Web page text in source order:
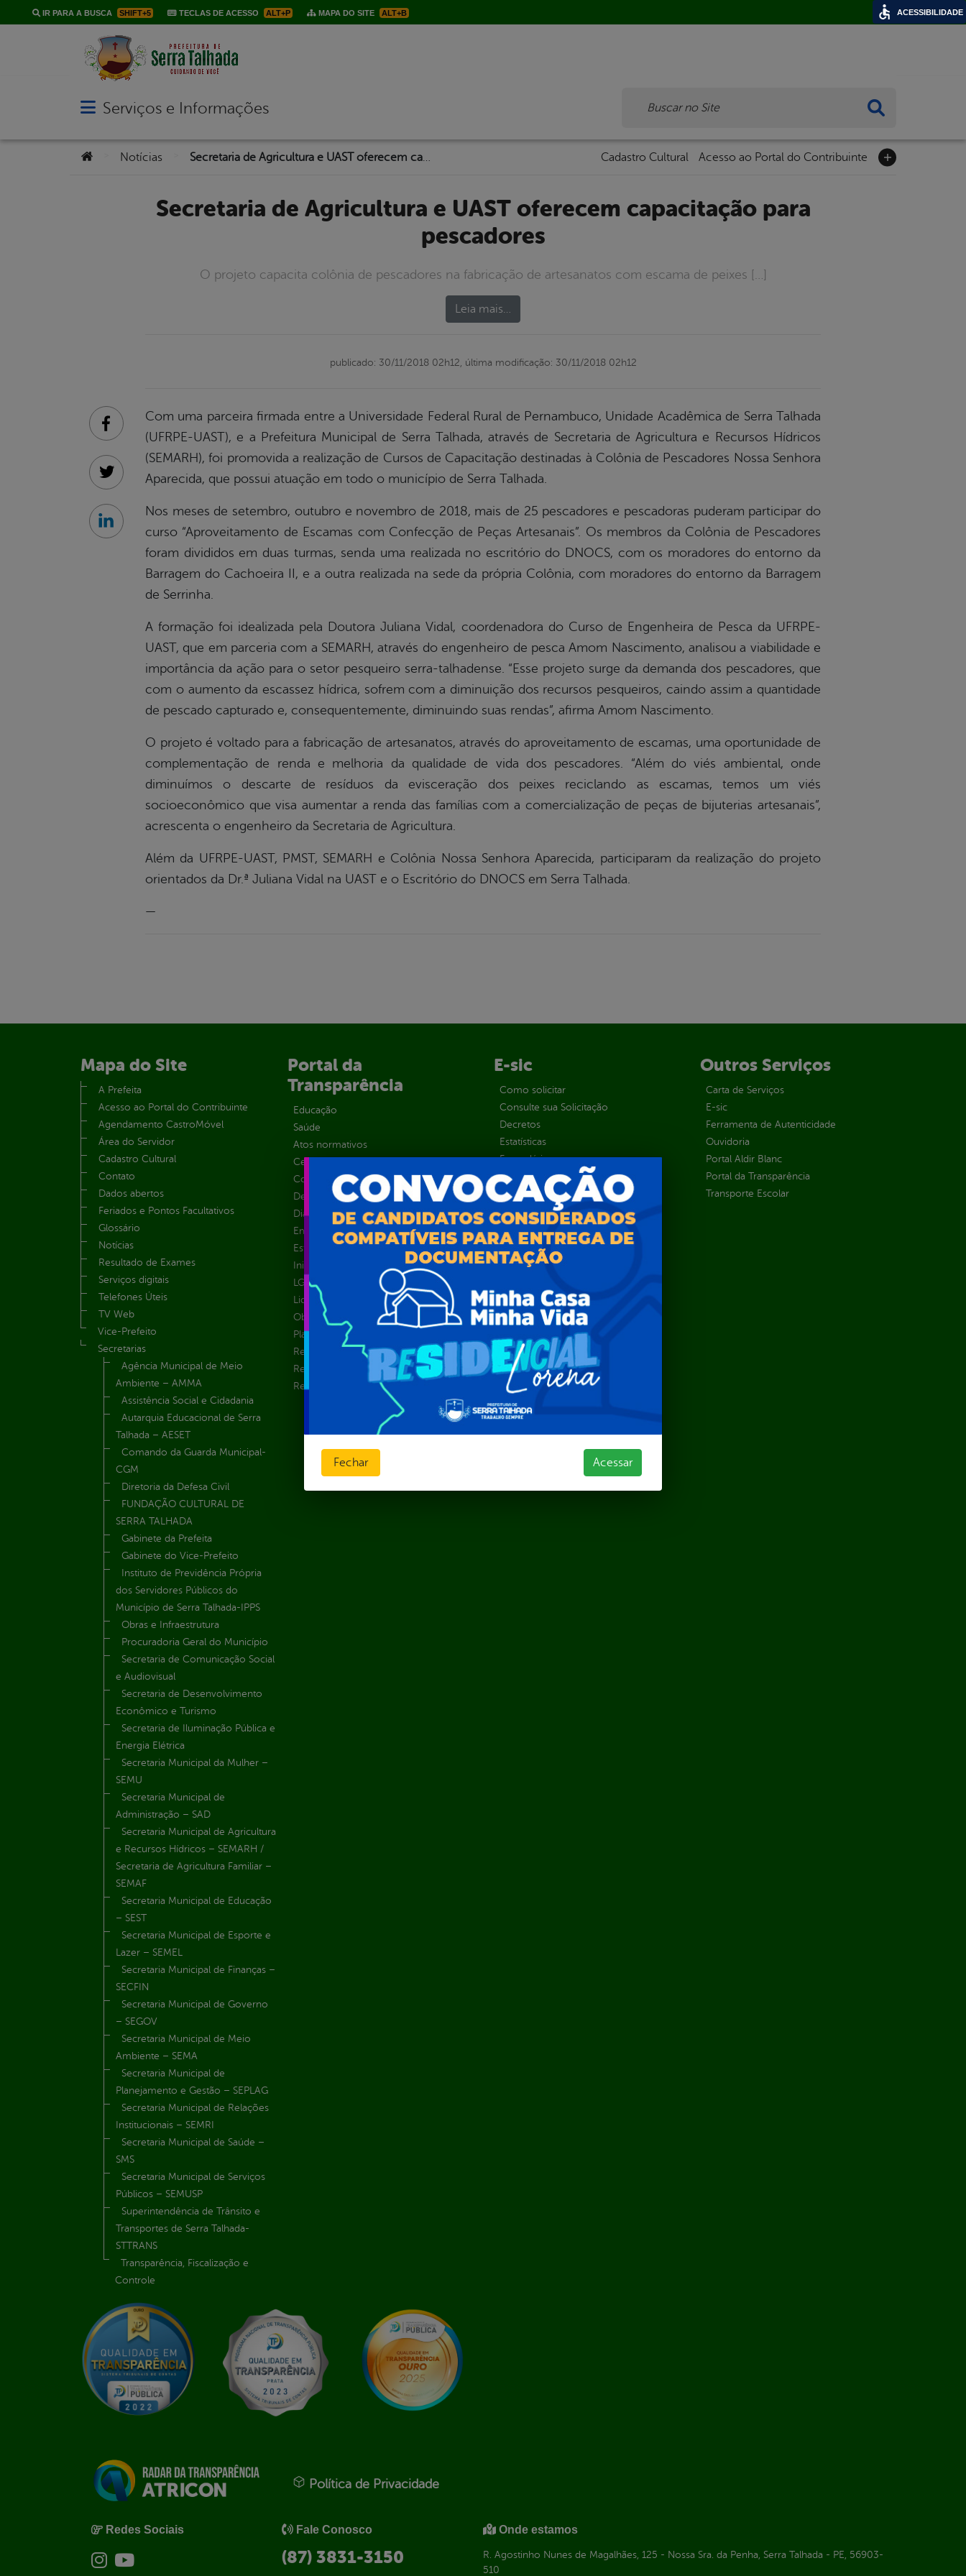
IR PARA A BUSCA SHIFT+5 TECLAS DE ACESSO ALT+P MAPA DO SITE ALT+B
Abrir menu principal de navegação
Serviços e Informações
Você está aqui:
Notícias Cadastro Cultural Acesso ao Portal do Contribuinte
Secretaria de Agricultura e UAST oferecem capacitação para
pescadores
O projeto capacita colônia de pescadores na fabricação de artesanatos com escama de peixes […]
Leia mais…
publicado: 30/11/2018 02h12, última modificação: 30/11/2018 02h12
Com uma parceira firmada entre a Universidade Federal Rural de Pernambuco, Unidade Acadêmica de Serra Talhada
(UFRPE-UAST), e a Prefeitura Municipal de Serra Talhada, através de Secretaria de Agricultura e Recursos Hídricos
(SEMARH), foi promovida a realização de Cursos de Capacitação destinadas à Colônia de Pescadores Nossa Senhora
Aparecida, que possui atuação em todo o município de Serra Talhada.
Nos meses de setembro, outubro e novembro de 2018, mais de 25 pescadores e pescadoras puderam participar do
curso “Aproveitamento de Escamas com Confecção de Peças Artesanais”. Os membros da Colônia de Pescadores
foram divididos em duas turmas, senda uma realizada no escritório do DNOCS, com os moradores do entorno da
Barragem do Cachoeira II, e a outra realizada na sede da própria Colônia, com moradores do entorno da Barragem
de Serrinha.
A formação foi idealizada pela Doutora Juliana Vidal, coordenadora do Curso de Engenheira de Pesca da UFRPE-
UAST, que em parceria com a SEMARH, através do engenheiro de pesca Amom Nascimento, analisou a viabilidade e
importância da ação para o setor pesqueiro serra-talhadense. “Esse projeto surge da demanda dos pescadores, que
com o aumento da escassez hídrica, sofrem com a diminuição dos recursos pesqueiros, caindo assim a quantidade
de pescado capturado e, consequentemente, diminuindo suas rendas”, afirma Amom Nascimento.
O projeto é voltado para a fabricação de artesanatos, através do aproveitamento de escamas, uma oportunidade de
complementação de renda e melhoria da qualidade de vida dos pescadores. “Além do viés ambiental, onde
diminuímos o descarte de resíduos da evisceração dos peixes reciclando as escamas, temos um viés
socioeconômico que visa aumentar a renda das famílias com a comercialização de peças de bijuterias artesanais”,
acrescenta o engenheiro da Secretaria de Agricultura.
Além da UFRPE-UAST, PMST, SEMARH e Colônia Nossa Senhora Aparecida, participaram da realização do projeto
orientados da Dr.ª Juliana Vidal na UAST e o Escritório do DNOCS em Serra Talhada.
—
Facebook
Twitter
Linkedin
Mapa do Site
A Prefeita
Acesso ao Portal do Contribuinte
Agendamento CastroMóvel
Área do Servidor
Cadastro Cultural
Contato
Dados abertos
Feriados e Pontos Facultativos
Glossário
Notícias
Resultado de Exames
Serviços digitais
Telefones Úteis
TV Web
Vice-Prefeito
Secretarias
Agência Municipal de Meio
Ambiente – AMMA
Assistência Social e Cidadania
Autarquia Educacional de Serra
Talhada – AESET
Comando da Guarda Municipal-
CGM
Diretoria da Defesa Civil
FUNDAÇÃO CULTURAL DE
SERRA TALHADA
Gabinete da Prefeita
Gabinete do Vice-Prefeito
Instituto de Previdência Própria
dos Servidores Públicos do
Município de Serra Talhada-IPPS
Obras e Infraestrutura
Procuradoria Geral do Município
Secretaria de Comunicação Social
e Audiovisual
Secretaria de Desenvolvimento
Econômico e Turismo
Secretaria de Iluminação Pública e
Energia Elétrica
Secretaria Municipal da Mulher –
SEMU
Secretaria Municipal de
Administração – SAD
Secretaria Municipal de Agricultura
e Recursos Hídricos – SEMARH /
Secretaria de Agricultura Familiar –
SEMAF
Secretaria Municipal de Educação
– SEST
Secretaria Municipal de Esporte e
Lazer – SEMEL
Secretaria Municipal de Finanças –
SECFIN
Secretaria Municipal de Governo
– SEGOV
Secretaria Municipal de Meio
Ambiente – SEMA
Secretaria Municipal de
Planejamento e Gestão – SEPLAG
Secretaria Municipal de Relações
Institucionais – SEMRI
Secretaria Municipal de Saúde –
SMS
Secretaria Municipal de Serviços
Públicos – SEMUSP
Superintendência de Trânsito e
Transportes de Serra Talhada-
STTRANS
Transparência, Fiscalização e
Controle
Portal da
Transparência
Educação
Saúde
Atos normativos
Central de Dúvidas
Convênios e Transferências
Despesas
Diárias
Emendas parlamentares
Estrutura Organizacional
Inicio
LGPD e Governo Digital
Licitações e Contratos
Obras Públicas
Planejamento e Prestação de Contas
Receitas
Recursos Humanos
Renúncias de Receitas
E-sic
Como solicitar
Consulte sua Solicitação
Decretos
Estatísticas
Formulários
Prazos e autoridades
Sic Físico
Solicitar Recurso
Solicitar um pedido
Outros Serviços
Carta de Serviços
E-sic
Ferramenta de Autenticidade
Ouvidoria
Portal Aldir Blanc
Portal da Transparência
Transporte Escolar
Política de Privacidade
Redes Sociais Fale Conosco
(87) 3831-3150
Onde estamos
R. Agostinho Nunes de Magalhães, 125 - Nossa Sra. da Penha, Serra Talhada - PE, 56903-
510
Fechar Acessar
ACESSIBILIDADE